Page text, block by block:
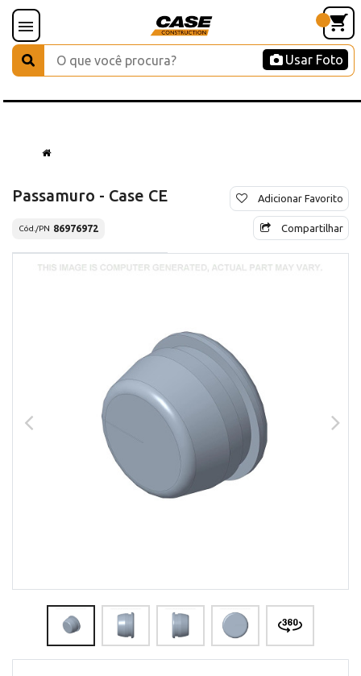
Usar Foto
Passamuro - Case CE
Cód./PN 86976972
Adicionar Favorito
Compartilhar